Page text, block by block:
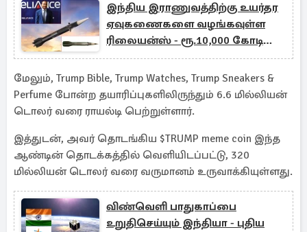
இந்திய இராணுவத்திற்கு உயர்தர
ஏவுகணைகளை வழங்கவுள்ள
ரிலையன்ஸ் - ரூ.10,000 கோடி
லாபம் எதிர்பார்ப்பு
மேலும், Trump Bible, Trump Watches, Trump Sneakers &
Perfume போன்ற தயாரிப்புகளிலிருந்தும் 6.6 மில்லியன்
டொலர் வரை ராயல்டி பெற்றுள்ளார்.
இத்துடன், அவர் தொடங்கிய $TRUMP meme coin இந்த
ஆண்டின் தொடக்கத்தில் வெளியிடப்பட்டு, 320
மில்லியன் டொலர் வரை வருமானம் உருவாக்கியுள்ளது.
விண்வெளி பாதுகாப்பை
உறுதிசெய்யும் இந்தியா - புதிய